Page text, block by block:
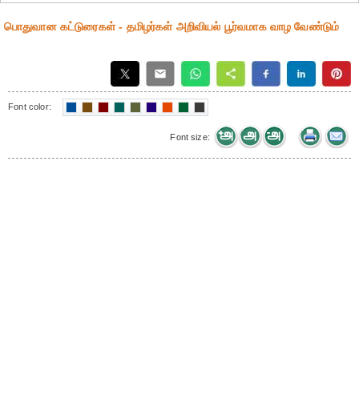
பொதுவான கட்டுரைகள் - தமிழர்கள் அறிவியல் பூர்வமாக வாழ வேண்டும்
Font color:
Font size: